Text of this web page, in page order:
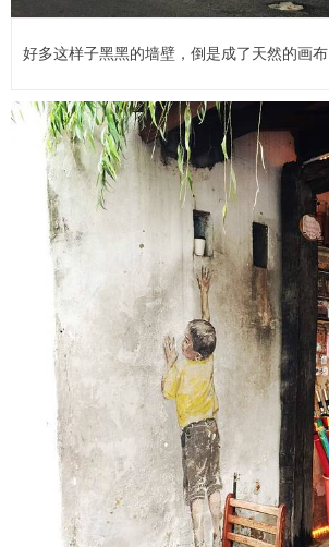
好多这样子黑黑的墙壁，倒是成了天然的画布